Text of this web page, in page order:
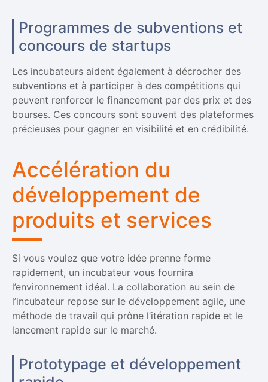
Programmes de subventions et
concours de startups
Les incubateurs aident également à décrocher des
subventions et à participer à des compétitions qui
peuvent renforcer le financement par des prix et des
bourses. Ces concours sont souvent des plateformes
précieuses pour gagner en visibilité et en crédibilité.
Accélération du
développement de
produits et services
Si vous voulez que votre idée prenne forme
rapidement, un incubateur vous fournira
l’environnement idéal. La collaboration au sein de
l’incubateur repose sur le développement agile, une
méthode de travail qui prône l’itération rapide et le
lancement rapide sur le marché.
Prototypage et développement